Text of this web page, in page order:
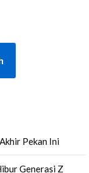
Pekan Ini
Generasi Z